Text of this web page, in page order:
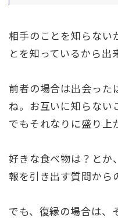
相手のことを知らない
とを知っているから出
前者の場合は出会った
ね。お互いに知らない
でもそれなりに盛り上
好きな食べ物は？とか
報を引き出す質問から
でも、復縁の場合は、